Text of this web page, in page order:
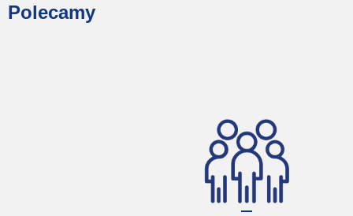
Polecamy